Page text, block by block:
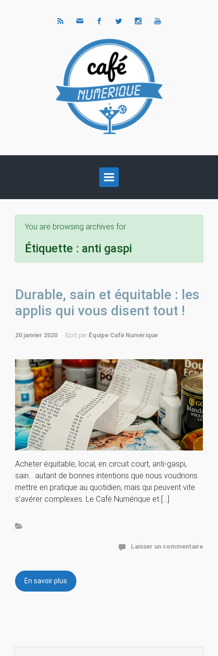
You are browsing archives for
Étiquette : anti gaspi
Durable, sain et équitable : les
applis qui vous disent tout !
20 janvier 2020 Ecrit par Équipe Café Numérique
Acheter équitable, local, en circuit court, anti-gaspi,
sain… autant de bonnes intentions que nous voudrions
mettre en pratique au quotidien, mais qui peuvent vite
s’avérer complexes. Le Café Numérique et […]
Laisser un commentaire
En savoir plus